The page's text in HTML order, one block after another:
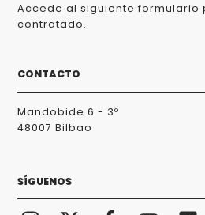
Accede al siguiente formulario
contratado.
CONTACTO
Mandobide 6 - 3º
48007 Bilbao
SÍGUENOS